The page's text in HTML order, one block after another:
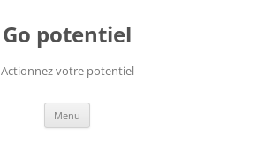
Go potentiel
Actionnez votre potentiel
Menu